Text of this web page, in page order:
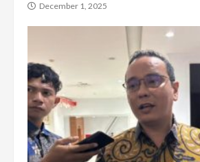
December 1, 2025